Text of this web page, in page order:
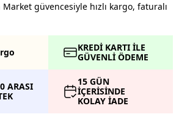
Market güvencesiyle hızlı kargo, faturalı
KREDİ KARTI İLE
GÜVENLİ ÖDEME
ARASI
15 GÜN
İÇERİSİNDE
KOLAY İADE